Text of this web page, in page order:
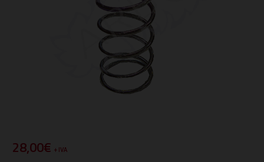
28,00€ + IVA